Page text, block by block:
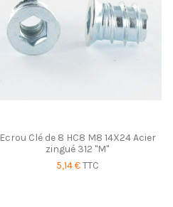
Ecrou Clé de 8 HC8 M8 14X24 Acier
zingué 312 "M"
5,14 €TTC